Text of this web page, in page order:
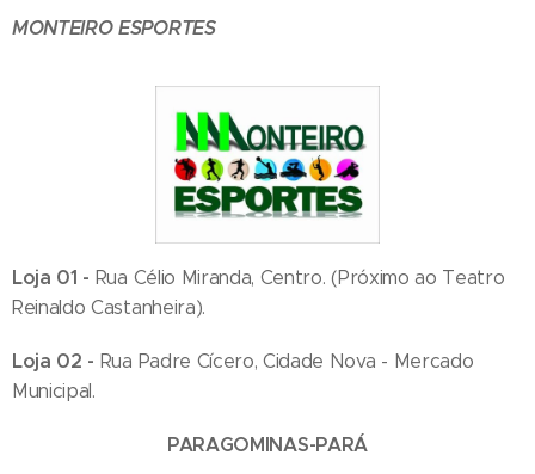
MONTEIRO ESPORTES
Loja 01 - Rua Célio Miranda, Centro. (Próximo ao Teatro
Reinaldo Castanheira).
Loja 02 - Rua Padre Cícero, Cidade Nova - Mercado
Municipal.
PARAGOMINAS-PARÁ